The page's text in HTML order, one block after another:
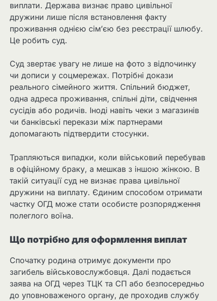
виплати. Держава визнає право цивільної
дружини лише після встановлення факту
проживання однією сім’єю без реєстрації шлюбу.
Це робить суд.
Суд звертає увагу не лише на фото з відпочинку
чи дописи у соцмережах. Потрібні докази
реального сімейного життя. Спільний бюджет,
одна адреса проживання, спільні діти, свідчення
сусідів або родичів. Іноді навіть чеки з магазинів
чи банківські перекази між партнерами
допомагають підтвердити стосунки.
Трапляються випадки, коли військовий перебував
в офіційному браку, а мешкав з іншою жінкою. В
такій ситуації суд не визнає права цивільної
дружини на виплату. Єдиним способом отримати
частку ОГД може стати особисте розпорядження
полеглого воїна.
Що потрібно для оформлення виплат
Спочатку родина отримує документи про
загибель військовослужбовця. Далі подається
заява на ОГД через ТЦК та СП або безпосередньо
до уповноваженого органу, де проходив службу